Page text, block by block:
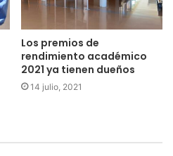
Los premios de
rendimiento académico
2021 ya tienen dueños
14 julio, 2021